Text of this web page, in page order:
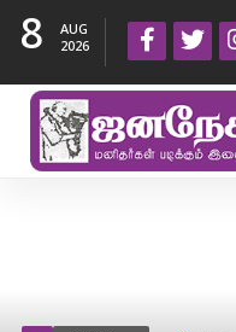
8
AUG
2026